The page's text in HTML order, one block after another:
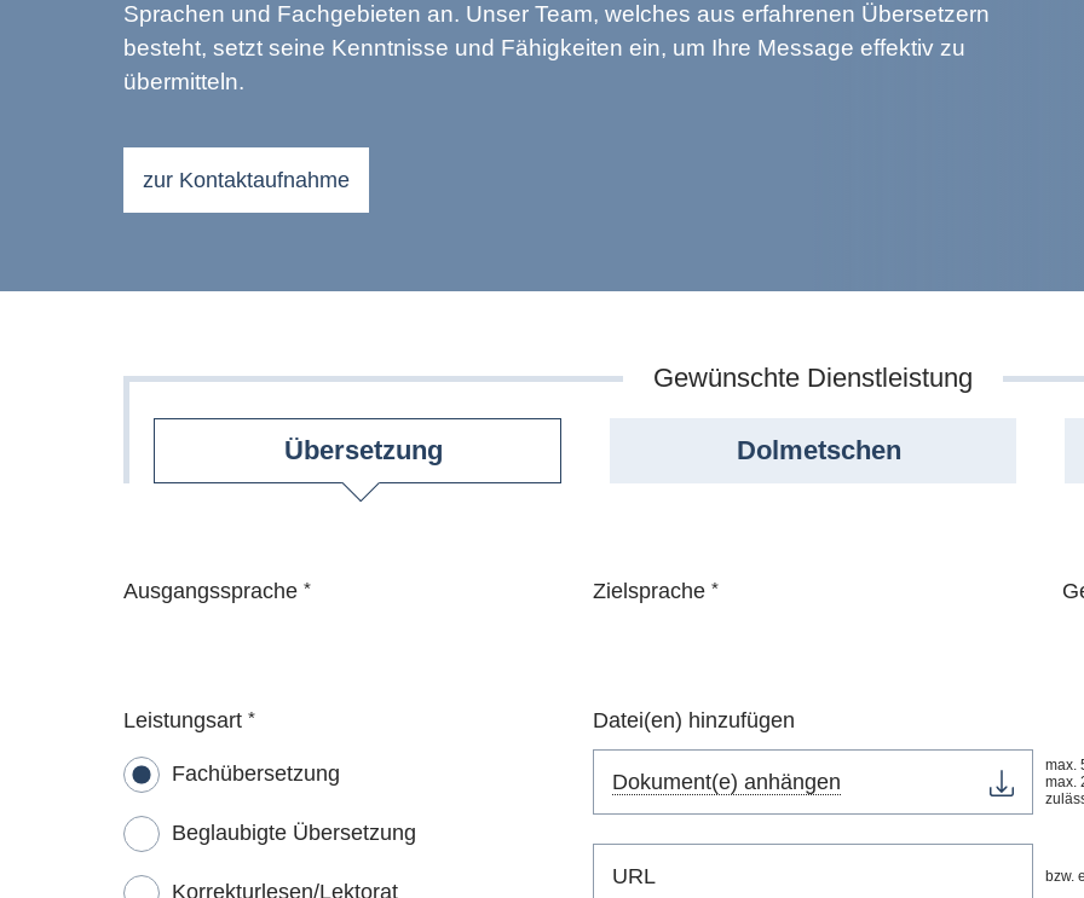
Sprachen und Fachgebieten an. Unser Team, welches aus erfahrenen Übersetzern
besteht, setzt seine Kenntnisse und Fähigkeiten ein, um Ihre Message effektiv zu
übermitteln.
zur Kontaktaufnahme
Gewünschte Dienstleistung
Übersetzung Dolmetschen
Ausgangssprache * Zielsprache *
Leistungsart *
Fachübersetzung
Beglaubigte Übersetzung
Korrekturlesen/Lektorat
Datei(en) hinzufügen
Dokument(e) anhängen
max.
max.
bzw.